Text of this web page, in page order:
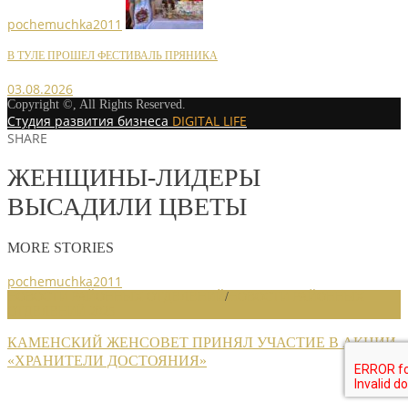
pochemuchka2011
В ТУЛЕ ПРОШЕЛ ФЕСТИВАЛЬ ПРЯНИКА
03.08.2026
Copyright ©, All Rights Reserved.
Студия развития бизнеса DIGITAL LIFE
SHARE
ЖЕНЩИНЫ-ЛИДЕРЫ
ВЫСАДИЛИ ЦВЕТЫ
MORE STORIES
pochemuchka2011
/
КАМЕНСКИЙ ЖЕНСОВЕТ ПРИНЯЛ УЧАСТИЕ В АКЦИИ
«ХРАНИТЕЛИ ДОСТОЯНИЯ»